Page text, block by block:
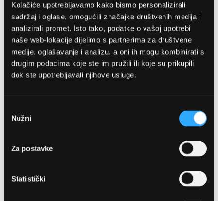
Kolačiće upotrebljavamo kako bismo personalizirali
sadržaj i oglase, omogućili značajke društvenih medija i
analizirali promet. Isto tako, podatke o vašoj upotrebi
naše web-lokacije dijelimo s partnerima za društvene
medije, oglašavanje i analizu, a oni ih mogu kombinirati s
drugim podacima koje ste im pružili ili koje su prikupili
dok ste upotrebljavali njihove usluge.
pristanka
Nužni
Za postavke
Statistički
Detalji
Podijeli s prijateljima